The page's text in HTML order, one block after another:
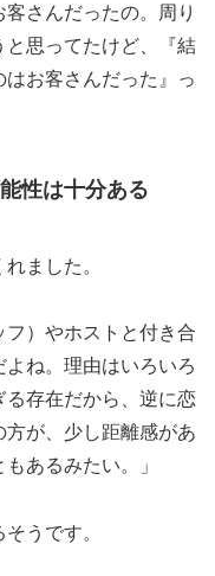
さんだったの。周り
思ってたけど、『結
お客さんだった』っ
性は十分ある
ました。
フ）やホストと付き合
ね。理由はいろいろ
存在だから、逆に恋
が、少し距離感があ
あるみたい。」
うです。